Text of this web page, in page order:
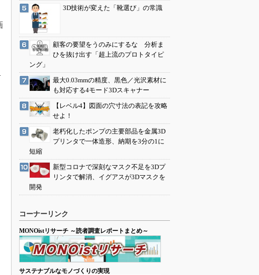
3D技術が変えた「靴選び」の常識
顧客の要望をうのみにするな 分析ま
ひを抜け出す「超上流のプロトタイピ
ング」
最大0.03mmの精度、黒色／光沢素材に
も対応する4モード3Dスキャナー
【レベル4】図面の穴寸法の表記を攻略
せよ！
老朽化したポンプの主要部品を金属3D
プリンタで一体造形、納期を3分の1に
短縮
新型コロナで深刻なマスク不足を3Dプ
リンタで解消、イグアスが3Dマスクを
開発
コーナーリンク
MONOistリサーチ ～読者調査レポートまとめ～
サステナブルなモノづくりの実現